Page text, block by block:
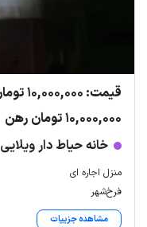
قیمت: 10,000,000 تومان اجاره
10,000,000 تومان رهن
خانه حیاط دار ویلایی
منزل اجاره ای
فرخ‌شهر
مشاهده جزییات